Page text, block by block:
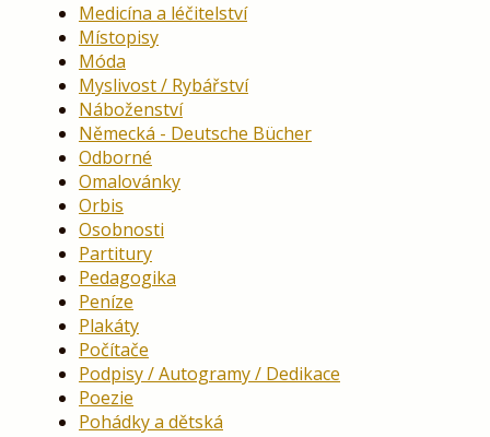
Medicína a léčitelství
Místopisy
Móda
Myslivost / Rybářství
Náboženství
Německá - Deutsche Bücher
Odborné
Omalovánky
Orbis
Osobnosti
Partitury
Pedagogika
Peníze
Plakáty
Počítače
Podpisy / Autogramy / Dedikace
Poezie
Pohádky a dětská